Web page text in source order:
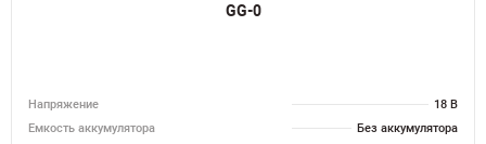
GG-0
Напряжение
18 В
Емкость аккумулятора
Без аккумулятора